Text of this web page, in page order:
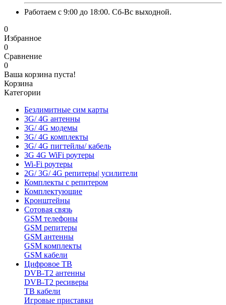
Работаем с 9:00 до 18:00. Сб-Вс выходной.
0
Избранное
0
Сравнение
0
Ваша корзина пуста!
Корзина
Категории
Безлимитные сим карты
3G/ 4G антенны
3G/ 4G модемы
3G/ 4G комплекты
3G/ 4G пигтейлы/ кабель
3G 4G WiFi роутеры
Wi-Fi роутеры
2G/ 3G/ 4G репитеры| усилители
Комплекты с репитером
Комплектующие
Кронштейны
Сотовая связь
GSM телефоны
GSM репитеры
GSM антенны
GSM комплекты
GSM кабели
Цифровое ТВ
DVB-T2 антенны
DVB-T2 ресиверы
ТВ кабели
Игровые приставки